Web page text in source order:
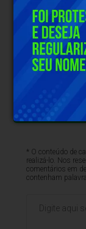
regionais em
é praticada
Clique
* O conteúdo de
realizá-lo. Nos
comentários em
contenham